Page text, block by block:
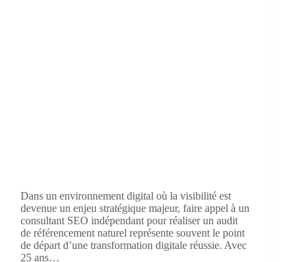
Dans un environnement digital où la visibilité est
devenue un enjeu stratégique majeur, faire appel à un
consultant SEO indépendant pour réaliser un audit
de référencement naturel représente souvent le point
de départ d’une transformation digitale réussie. Avec
25 ans…